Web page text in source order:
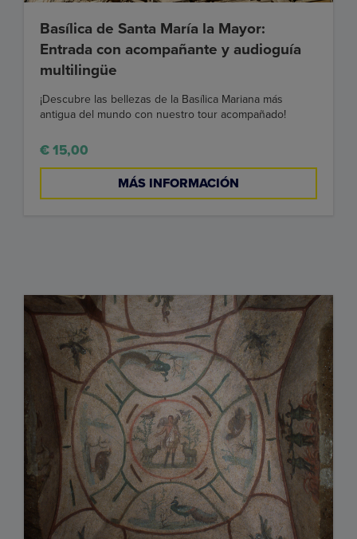
Basílica de Santa María la Mayor:
Entrada con acompañante y audioguía
multilingüe
¡Descubre las bellezas de la Basílica Mariana más
antigua del mundo con nuestro tour acompañado!
€ 15,00
MÁS INFORMACIÓN